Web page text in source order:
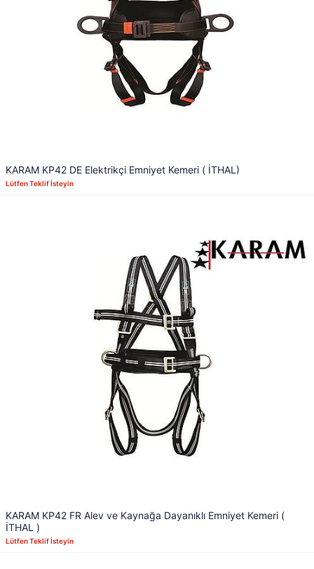
KARAM KP42 DE Elektrikçi Emniyet Kemeri ( İTHAL)
Lütfen Teklif İsteyin
KARAM KP42 FR Alev ve Kaynağa Dayanıklı Emniyet Kemeri (
İTHAL )
Lütfen Teklif İsteyin